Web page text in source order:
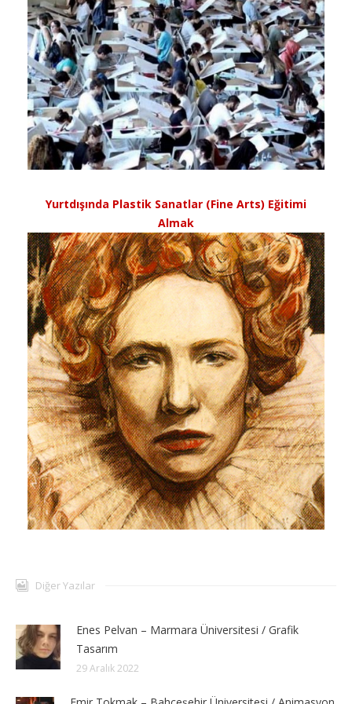
Yurtdışında Plastik Sanatlar (Fine Arts) Eğitimi
Almak
Diğer Yazılar
Enes Pelvan – Marmara Üniversitesi / Grafik
Tasarım
29 Aralık 2022